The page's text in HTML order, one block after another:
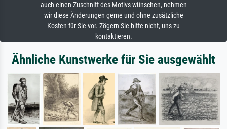
auch einen Zuschnitt des Motivs wünschen, nehmen
wir diese Änderungen gerne und ohne zusätzliche
Kosten für Sie vor. Zögern Sie bitte nicht, uns zu
kontaktieren.
Ähnliche Kunstwerke für Sie ausgewählt